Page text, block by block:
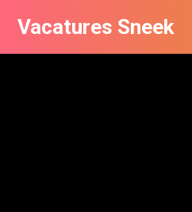
Vacatures Sneek
Vacatures per bedrijf